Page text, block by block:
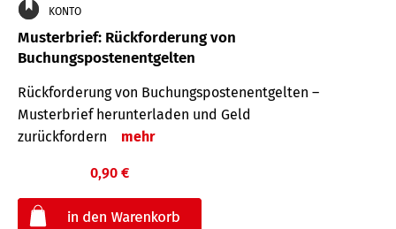
KONTO
Musterbrief: Rückforderung von
Buchungspostenentgelten
Rückforderung von Buchungspostenentgelten –
Musterbrief herunterladen und Geld
zurückfordern
mehr
0,90 €